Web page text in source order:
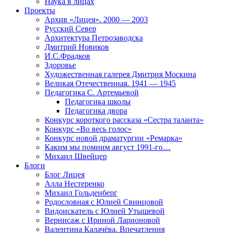
Проекты
Архив «Лицея». 2000 — 2003
Русский Север
Архитектура Петрозаводска
Дмитрий Новиков
И.С.Фрадков
Здоровье
Художественная галерея Дмитрия Москина
Великая Отечественная. 1941 — 1945
Педагогика С. Артемьевой
Педагогика школы
Педагогика двора
Конкурс короткого рассказа «Сестра таланта»
Конкурс «Во весь голос»
Конкурс новой драматургии «Ремарка»
Каким мы помним август 1991-го…
Михаил Швейцер
Блоги
Блог Лицея
Алла Нестеренко
Михаил Гольденберг
Родословная с Юлией Свинцовой
Видоискатель с Юлией Утышевой
Вернисаж с Ириной Ларионовой
Валентина Калачёва. Впечатления